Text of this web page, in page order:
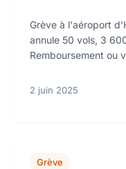
Grève à l'aéroport
annule 50 vols, 3
Remboursement ou
2 juin 2025
Grève